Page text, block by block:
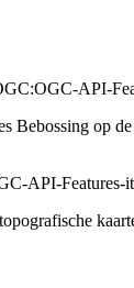
API-
Bebossing op
API-Features-